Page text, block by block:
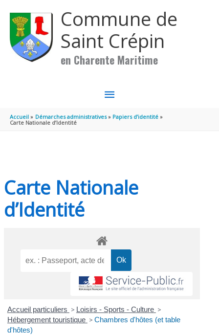
Commune de
Saint Crépin
en Charente Maritime
MENU
PRINCIPAL
Accueil Démarches administratives
Papiers d’identité
Carte Nationale d’Identité
Carte Nationale
d’Identité
Accueil particuliers > Loisirs - Sports - Culture >
Hébergement touristique > Chambres d'hôtes (et table
d'hôtes)